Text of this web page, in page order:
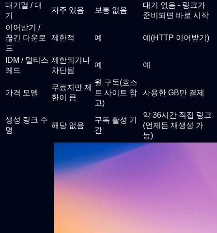
대기열 / 대
기
자주 있음 보통 없음
대기 없음 - 링크가
준비되면 바로 시작
이어받기 /
끊긴 다운로
드
제한적 예 예(HTTP 이어받기)
IDM / 멀티스
레드
제한되거나
차단됨
예 예
가격 모델
무료지만 제
한이 큼
월 구독(호스
트 사이트 참
고)
사용한 GB만 결제
생성 링크 수
명
해당 없음
구독 활성 기
간
약 36시간 직접 링크
(언제든 재생성 가
능)